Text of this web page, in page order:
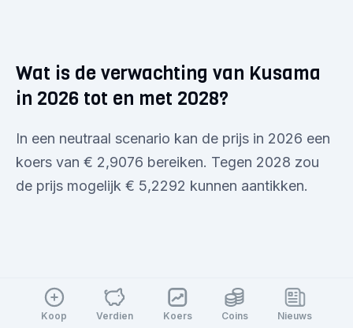
Wat is de verwachting van Kusama
in 2026 tot en met 2028?
In een neutraal scenario kan de prijs in 2026 een
koers van € 2,9076 bereiken. Tegen 2028 zou
de prijs mogelijk € 5,2292 kunnen aantikken.
Uniswap
Koop Verdien Koers Coins Nieuws